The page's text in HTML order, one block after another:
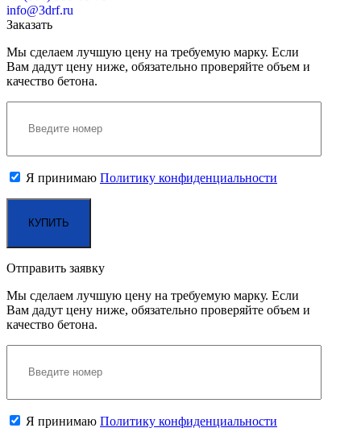
info@3drf.ru
Заказать
Мы сделаем лучшую цену на требуемую марку. Если
Вам дадут цену ниже, обязательно проверяйте объем и
качество бетона.
Я принимаю Политику конфиденциальности
Отправить заявку
Мы сделаем лучшую цену на требуемую марку. Если
Вам дадут цену ниже, обязательно проверяйте объем и
качество бетона.
Я принимаю Политику конфиденциальности